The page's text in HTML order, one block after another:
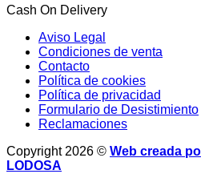
Cash On Delivery
Aviso Legal
Condiciones de venta
Contacto
Política de cookies
Política de privacidad
Formulario de Desistimiento
Reclamaciones
Copyright 2026 © Web creada
LODOSA